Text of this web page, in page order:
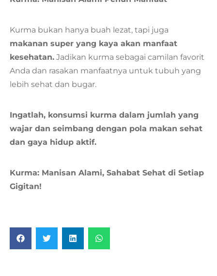
Kurma bukan hanya buah lezat, tapi juga
makanan super yang kaya akan manfaat
kesehatan. Jadikan kurma sebagai camilan favorit
Anda dan rasakan manfaatnya untuk tubuh yang
lebih sehat dan bugar.
Ingatlah, konsumsi kurma dalam jumlah yang
wajar dan seimbang dengan pola makan sehat
dan gaya hidup aktif.
Kurma: Manisan Alami, Sahabat Sehat di Setiap
Gigitan!